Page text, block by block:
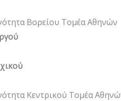
Βορείου Τομέα Αθηνών
Κεντρικού Τομέα